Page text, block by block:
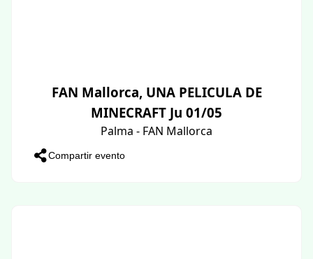
FAN Mallorca, UNA PELICULA DE
MINECRAFT Ju 01/05
Palma - FAN Mallorca
Compartir evento